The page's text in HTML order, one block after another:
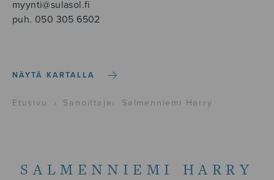
myynti@sulasol.fi
puh. 050 305 6502
NÄYTÄ KARTALLA
Etusivu › Sanoittaja › Salmenniemi Harry
SALMENNIEMI HARRY